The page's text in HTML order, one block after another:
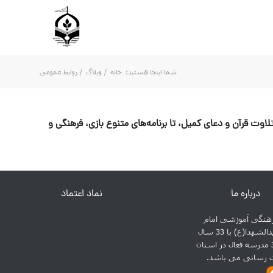
شما اینجا هستید: خانه / وبلاگ / روابط عمومی
معتکف را ببینید: از تلاوت قرآن و دعای کمیل، تا برنامه‌های متنوع بازی، فرهنگی و
درباره ما
آموزشی امام
حسین سیدالشهدا(ع) با 33 سال
سابقه و 31 مدرسه فعال در استان
رسانی می باشد.
نماد اعتماد